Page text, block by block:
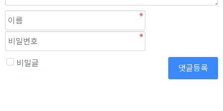
비밀글
댓글등록